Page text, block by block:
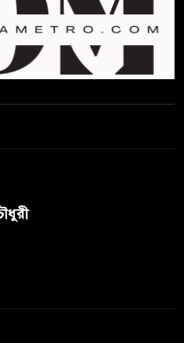
অধিকার আদায়ে এসেছিঃ
আমির
: ব্রেট লি